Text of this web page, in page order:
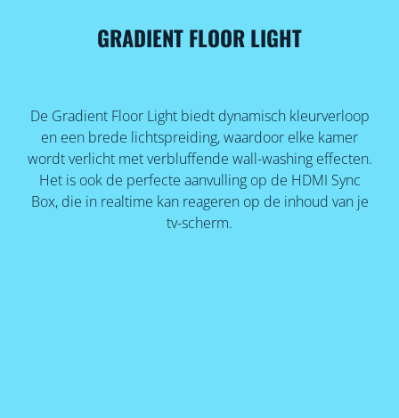
GRADIENT FLOOR LIGHT
De Gradient Floor Light biedt dynamisch kleurverloop
en een brede lichtspreiding, waardoor elke kamer
wordt verlicht met verbluffende wall-washing effecten.
Het is ook de perfecte aanvulling op de HDMI Sync
Box, die in realtime kan reageren op de inhoud van je
tv-scherm.